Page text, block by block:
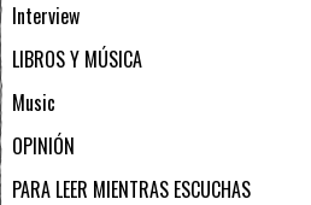
Interview
LIBROS Y MÚSICA
Music
OPINIÓN
PARA LEER MIENTRAS ESCUCHAS